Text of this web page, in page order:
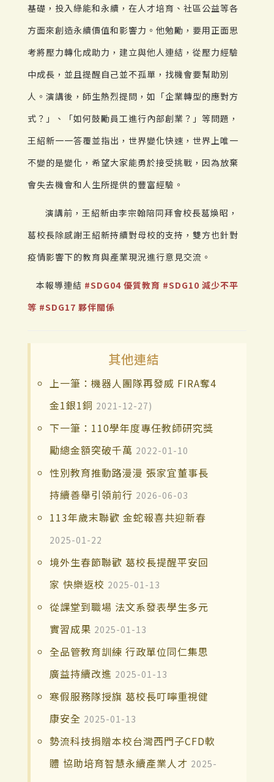
基礎，投入綠能和永續，在人才培育、社區公益等各
方面來創造永續價值和影響力。他勉勵，要用正面思
考將壓力轉化成助力，建立與他人連結，從壓力經驗
中成長，並且提醒自己並不孤單，找機會要幫助別
人。演講後，師生熱烈提問，如「企業轉型的應對方
式？」、「如何鼓勵員工進行內部創業？」等問題，
王紹新一一答覆並指出，世界變化快速，世界上唯一
不變的是變化，希望大家能勇於接受挑戰，因為放棄
會失去機會和人生所提供的豐富經驗。
演講前，王紹新由李宗翰陪同拜會校長葛煥昭，
葛校長除感謝王紹新持續對母校的支持，雙方也針對
疫情影響下的教育與產業現況進行意見交流。
本報導連結 #SDG04 優質教育 #SDG10 減少不平
等 #SDG17 夥伴關係
其他連結
上一筆：機器人團隊再發威 FIRA奪4
金1銀1銅 2021-12-27)
下一筆：110學年度專任教師研究獎
勵總金額突破千萬 2022-01-10
性別教育推動路漫漫 張家宜董事長
持續善舉引領前行 2026-06-03
113年歲末聯歡 金蛇報喜共迎新春
2025-01-22
境外生春節聯歡 葛校長提醒平安回
家 快樂返校 2025-01-13
從課堂到職場 法文系發表學生多元
實習成果 2025-01-13
全品管教育訓練 行政單位同仁集思
廣益持續改進 2025-01-13
寒假服務隊授旗 葛校長叮嚀重視健
康安全 2025-01-13
勢流科技捐贈本校台灣西門子CFD軟
體 協助培育智慧永續產業人才 2025-